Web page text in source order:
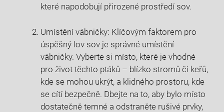
které napodobují přirozené prostředí sov.
Umístění vábničky: Klíčovým faktorem pro ​
úspěšný lov ‍sov je správné umístění
⁣vábničky. Vyberte si místo,⁢ které je ⁣vhodné
pro život těchto ptáků – blízko stromů či keřů,​
kde ⁢se ⁣mohou ukrýt,‌ a klidného prostoru, kde
se cítí⁤ bezpečně. Dbejte na to, aby bylo místo
dostatečně temné a odstraněte ‌rušivé prvky,‍